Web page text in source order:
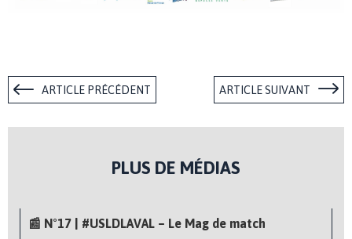
ARTICLE PRÉCÉDENT ARTICLE SUIVANT
PLUS DE MÉDIAS
📰 N°17 | #USLDLAVAL – Le Mag de match